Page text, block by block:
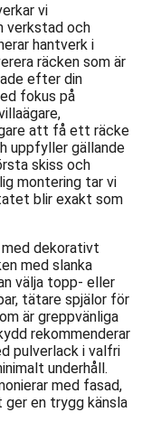
vi
verkstad och
hantverk i
räcken som är
efter din
fokus på
att få ett räcke
uppfyller gällande
skiss och
montering tar vi
blir exakt som
med dekorativt
med slanka
välja topp- eller
tätare spjälor för
är greppvänliga
rekommenderar
pulverlack i valfri
underhåll.
med fasad,
en trygg känsla